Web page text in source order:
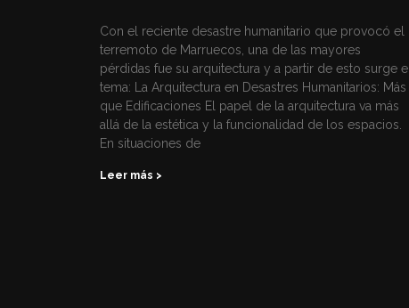
Con el reciente desastre humanitario que provocó el
terremoto de Marruecos, una de las mayores
pérdidas fue su arquitectura y a partir de esto surge el
tema: La Arquitectura en Desastres Humanitarios: Más
que Edificaciones El papel de la arquitectura va más
allá de la estética y la funcionalidad de los espacios.
En situaciones de
Leer más >